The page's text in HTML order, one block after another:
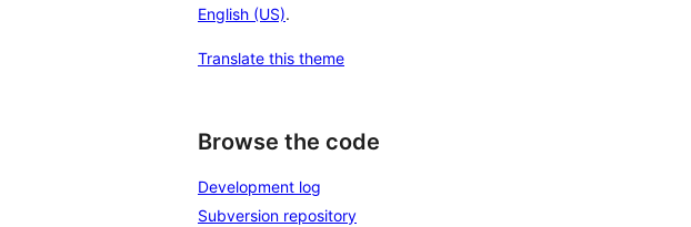
English (US).
Translate this theme
Browse the code
Development log
Subversion repository